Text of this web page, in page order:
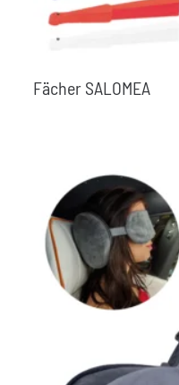
Fächer SALOMEA